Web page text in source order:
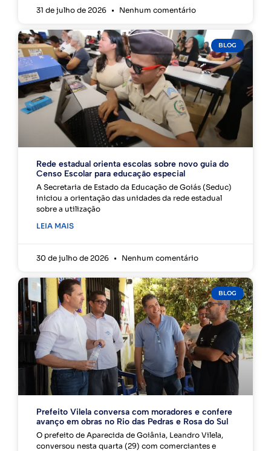
31 de julho de 2026 Nenhum comentário
BLOG
Rede estadual orienta escolas sobre novo guia do
Censo Escolar para educação especial
A Secretaria de Estado da Educação de Goiás (Seduc)
iniciou a orientação das unidades da rede estadual
sobre a utilização
LEIA MAIS
30 de julho de 2026 Nenhum comentário
BLOG
Prefeito Vilela conversa com moradores e confere
avanço em obras no Rio das Pedras e Rosa do Sul
O prefeito de Aparecida de Goiânia, Leandro Vilela,
conversou nesta quarta (29) com comerciantes e